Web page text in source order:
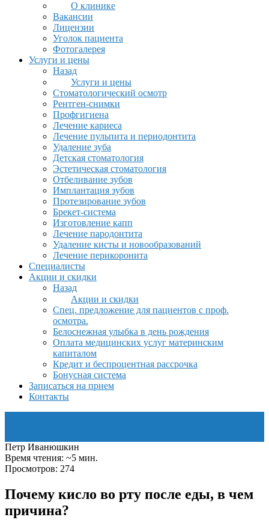
О клинике
Вакансии
Лицензии
Уголок пациента
Фотогалерея
Услуги и цены
Назад
Услуги и цены
Стоматологический осмотр
Рентген-снимки
Профгигиена
Лечение кариеса
Лечение пульпита и периодонтита
Удаление зуба
Детская стоматология
Эстетическая стоматология
Отбеливание зубов
Имплантация зубов
Протезирование зубов
Брекет-система
Изготовление капп
Лечение пародонтита
Удаление кисты и новообразований
Лечение перикоронита
Специалисты
Акции и скидки
Назад
Акции и скидки
Спец. предложение для пациентов с проф.
осмотра.
Белоснежная улыбка в день рождения
Оплата медицинских услуг материнским
капиталом
Кредит и беспроцентная рассрочка
Бонусная система
Записаться на прием
Контакты
Петр Иванюшкин
Время чтения: ~5 мин.
Просмотров: 274
Почему кисло во рту после еды, в чем
причина?